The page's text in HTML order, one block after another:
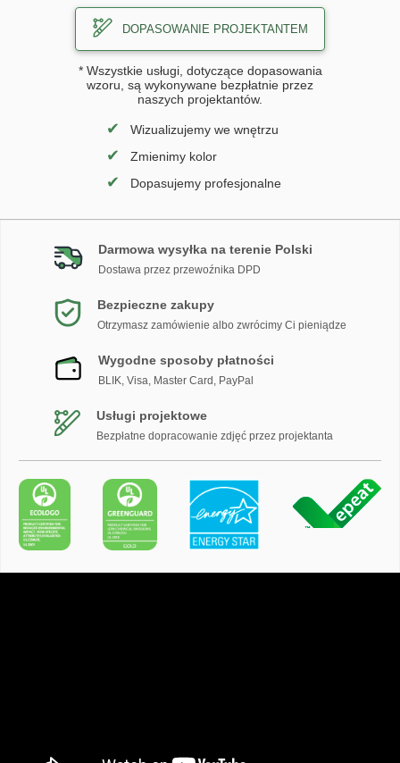
DOPASOWANIE PROJEKTANTEM
* Wszystkie usługi, dotyczące dopasowania
wzoru, są wykonywane bezpłatnie przez
naszych projektantów.
✔ Wizualizujemy we wnętrzu
✔ Zmienimy kolor
✔ Dopasujemy profesjonalne
Darmowa wysyłka na terenie Polski
Dostawa przez przewoźnika DPD
Bezpieczne zakupy
Otrzymasz zamówienie albo zwrócimy Ci pieniądze
Wygodne sposoby płatności
BLIK, Visa, Master Card, PayPal
Usługi projektowe
Bezpłatne dopracowanie zdjęć przez projektanta